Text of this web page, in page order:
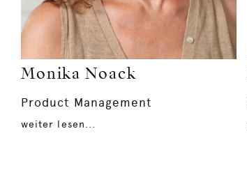
Monika Noack
Product Management
weiter lesen...